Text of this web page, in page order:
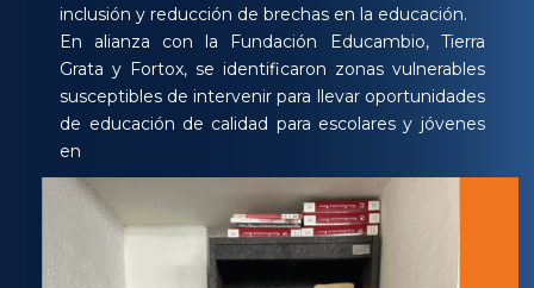
inclusión y reducción de brechas en la educación.
En alianza con la Fundación Educambio, Tierra
Grata y Fortox, se identificaron zonas vulnerables
susceptibles de intervenir para llevar oportunidades
de educación de calidad para escolares y jóvenes
en